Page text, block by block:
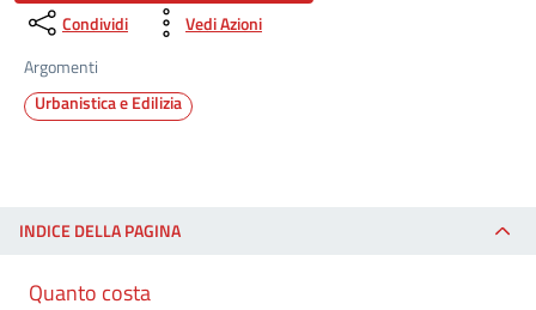
Condividi
Vedi Azioni
Argomenti
Urbanistica e Edilizia
INDICE DELLA PAGINA
Quanto costa